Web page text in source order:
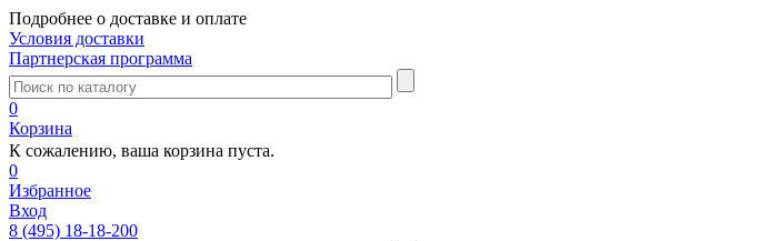
Подробнее о доставке и оплате
Условия доставки
Партнерская программа
0
Корзина
К сожалению, ваша корзина пуста.
0
Избранное
Вход
8 (495) 18-18-200